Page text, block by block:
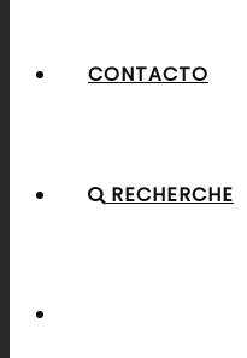
CONTACTO
RECHERCHE